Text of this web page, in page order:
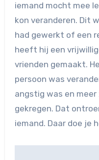
iemand mocht mee
kon veranderen. Dit
had gewerkt of een
heeft hij een
vrienden gemaakt.
persoon was
angstig was en
gekregen. Dat
iemand. Daar doe je